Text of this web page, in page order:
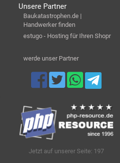
Unsere Partner
Baukatastrophen.de |
Handwerker finden
estugo - Hosting für Ihren Shopr
werde unser Partner
Jetzt auf unserer Seite: 197